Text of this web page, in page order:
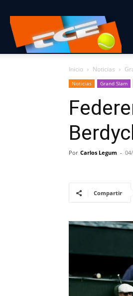
con
Inicio Noticias
Noticias Grand Slam
Por Carlos Legum -
Compartir